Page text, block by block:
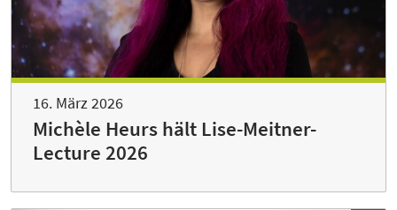
16. März 2026
Michèle Heurs hält Lise-Meitner-
Lecture 2026